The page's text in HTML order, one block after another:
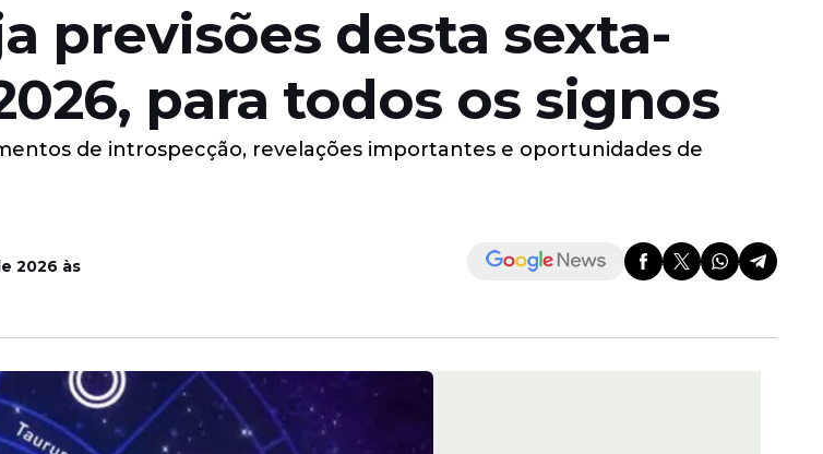
previsões desta sexta-
para todos os signos
de introspecção, revelações importantes e oportunidades de
2026 às